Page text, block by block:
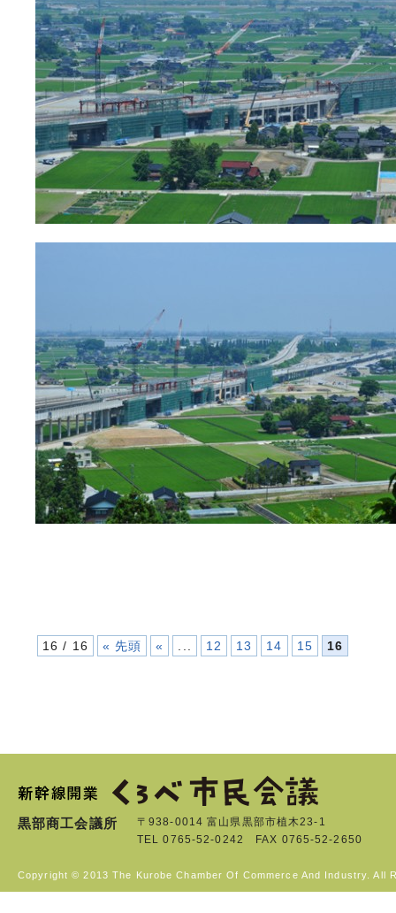
16 / 16 « 先頭 « 12 13 14 15 16
黒部商工会議所
〒938-0014 富山県黒部市植木23-1
TEL 0765-52-0242 FAX 0765-52-2650
Copyright © 2013 The Kurobe Chamber Of Commerce And Industry. All